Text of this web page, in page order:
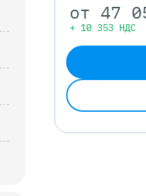
от 47
+ 10 353 НДС